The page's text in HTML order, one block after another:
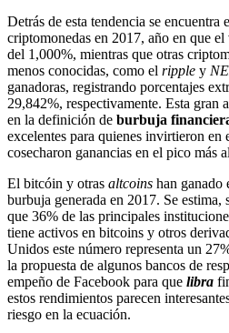
Detrás de esta tendencia se
criptomonedas en 2017, año en que
del 1,000%, mientras que otras
menos conocidas, como el ripple y
ganadoras, registrando porcentajes
29,842%, respectivamente. Esta gran
en la definición de burbuja
excelentes para quienes invirtieron en
cosecharon ganancias en el pico más
El bitcóin y otras altcoins han ganado
burbuja generada en 2017. Se
que 36% de las principales
tiene activos en bitcoins y otros
Unidos este número representa un
la propuesta de algunos bancos de
empeño de Facebook para que libra
estos rendimientos parecen
riesgo en la ecuación.